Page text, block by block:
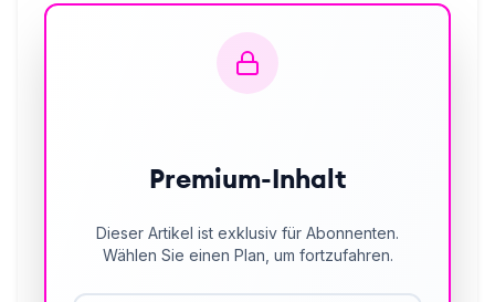
Premium-Inhalt
Dieser Artikel ist exklusiv für Abonnenten.
Wählen Sie einen Plan, um fortzufahren.